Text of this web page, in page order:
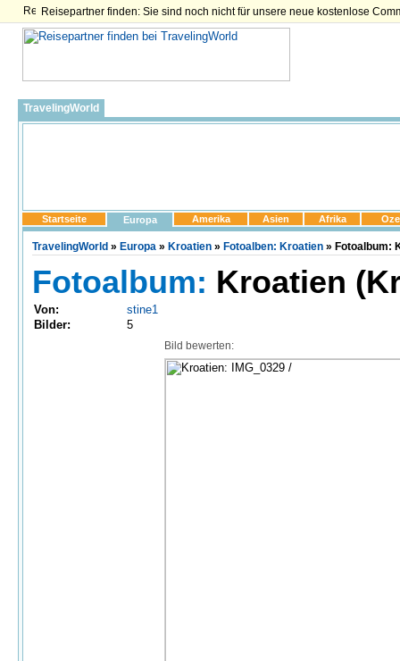
Reisepartner finden: Sie sind noch nicht für unsere neue kostenlose
TravelingWorld
Startseite Europa Amerika Asien Afrika
TravelingWorld » Europa » Kroatien » Fotoalben: Kroatien » Fotoalbum:
Fotoalbum: Kroatien
Von:
stine1
Bilder:
5
Bild bewerten: